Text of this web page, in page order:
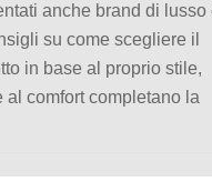
anche brand di lusso
su come scegliere il
in base al proprio stile,
al comfort completano la